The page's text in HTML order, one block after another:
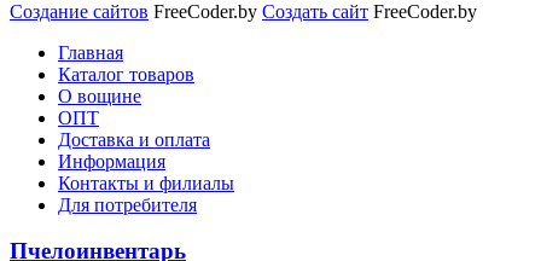
Создание сайтов FreeCoder.by Создать сайт FreeCoder.by
Главная
Каталог товаров
О вощине
ОПТ
Доставка и оплата
Информация
Контакты и филиалы
Для потребителя
Пчелоинвентарь